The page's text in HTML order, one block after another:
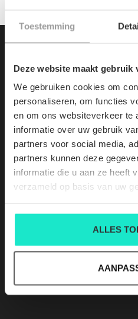
Toestemming
Deze website maakt gebruik
We gebruiken cookies om
personaliseren, om functies
en om ons websiteverkeer te
informatie over uw gebruik
partners voor social media,
partners kunnen deze
informatie die u aan ze heeft
verzameld op basis van uw
ALLES
+32/